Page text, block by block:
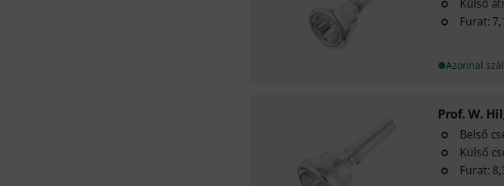
Külső
Furat:
Azonnal
Prof. W.
Belső
Külső
Furat: